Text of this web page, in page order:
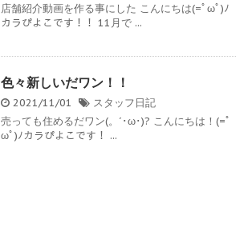
店舗紹介動画を作る事にした こんにちは(=ﾟωﾟ)ﾉ
カラぴよこです！！ 11月で ...
色々新しいだワン！！
2021/11/01
スタッフ日記
売っても住めるだワン(。´･ω･)? こんにちは！(=ﾟ
ωﾟ)ﾉカラぴよこです！ ...